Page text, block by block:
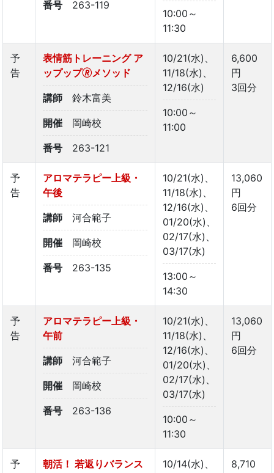
番号 263-119
10:00～
11:30
予
告
表情筋トレーニング ア
ップップ🄬メソッド
講師 鈴木富美
開催 岡崎校
番号 263-121
10/21(水)、
11/18(水)、
12/16(水)
10:00～
11:00
6,600
円
3回分
予
告
アロマテラピー上級・
午後
講師 河合範子
開催 岡崎校
番号 263-135
10/21(水)、
11/18(水)、
12/16(水)、
01/20(水)、
02/17(水)、
03/17(水)
13:00～
14:30
13,060
円
6回分
予
告
アロマテラピー上級・
午前
講師 河合範子
開催 岡崎校
番号 263-136
10/21(水)、
11/18(水)、
12/16(水)、
01/20(水)、
02/17(水)、
03/17(水)
10:00～
11:30
13,060
円
6回分
予
朝活！ 若返りバランス
10/14(水)、
8,710